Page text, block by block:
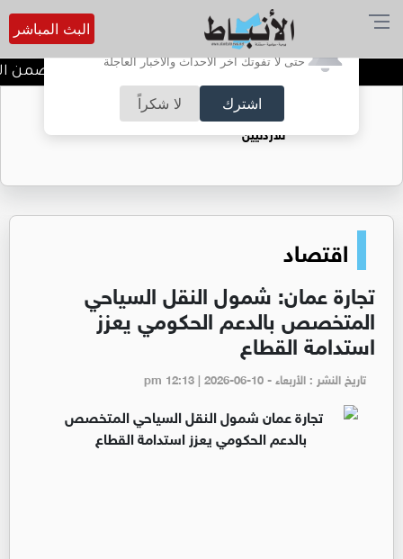
أترغب في تفعيل الإشعارات؟
حتى لا تفوتك آخر الأحداث والأخبار العاجلة
اشترك لا شكراً
البث المباشر
ندوة تعاين التراث الأردني ضمن
حقل الريشة حين يتحول الغاز إلى فرص عمل
للأردنيين
اقتصاد
تجارة عمان: شمول النقل السياحي
المتخصص بالدعم الحكومي يعزز
استدامة القطاع
تاريخ النشر : الأربعاء - pm 12:13 | 2026-06-10